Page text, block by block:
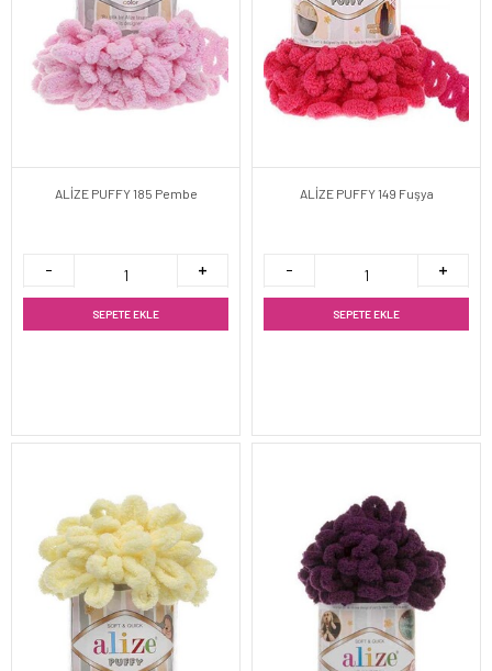
ALİZE PUFFY 185 Pembe
SEPETE EKLE
ALİZE PUFFY 149 Fuşya
SEPETE EKLE